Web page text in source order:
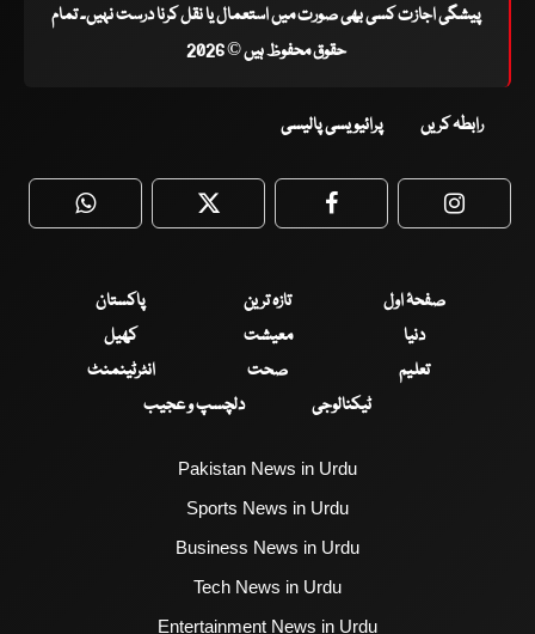
پیشگی اجازت کسی بھی صورت میں استعمال یا نقل کرنا درست نہیں۔ تمام
حقوق محفوظ ہیں © 2026
رابطہ کریں پرائیویسی پالیسی
WhatsApp Twitter Facebook
صفحۂ اول تازہ ترین
پاکستان
دنیا
معیشت
کھیل
تعلیم
صحت
انٹرٹینمنٹ
ٹیکنالوجی
دلچسپ و عجیب
Pakistan News in Urdu
Sports News in Urdu
Business News in Urdu
Tech News in Urdu
Entertainment News in Urdu